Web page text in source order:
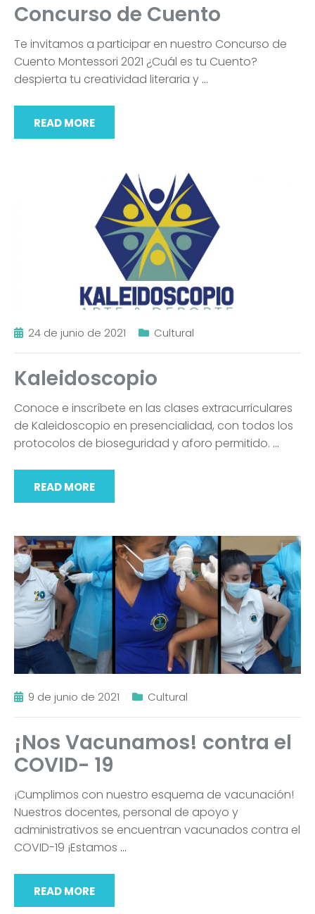
Concurso de Cuento
Te invitamos a participar en nuestro Concurso de
Cuento Montessori 2021 ¿Cuál es tu Cuento?
despierta tu creatividad literaria y …
READ MORE
24 de junio de 2021 Cultural
Kaleidoscopio
Conoce e inscríbete en las clases extracurriculares
de Kaleidoscopio en presencialidad, con todos los
protocolos de bioseguridad y aforo permitido. …
READ MORE
9 de junio de 2021 Cultural
¡Nos Vacunamos! contra el
COVID- 19
¡Cumplimos con nuestro esquema de vacunación!
Nuestros docentes, personal de apoyo y
administrativos se encuentran vacunados contra el
COVID-19 ¡Estamos …
READ MORE